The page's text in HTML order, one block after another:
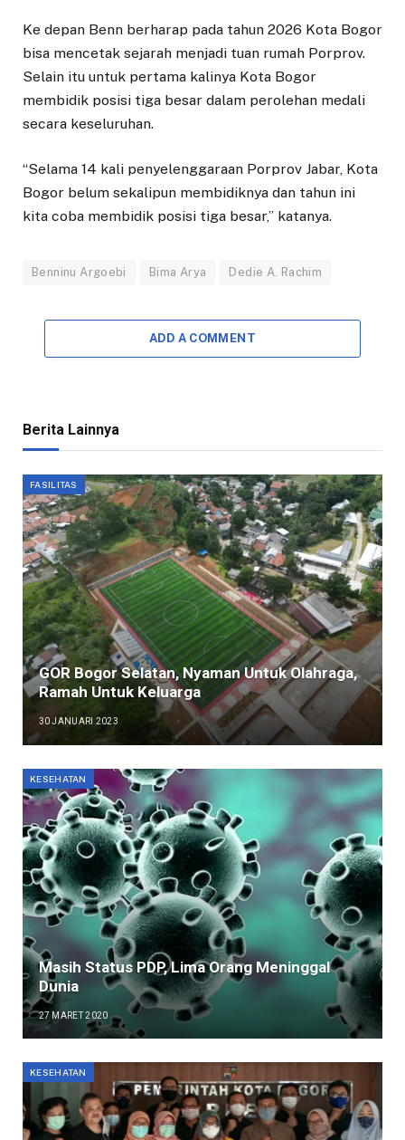
Ke depan Benn berharap pada tahun 2026 Kota Bogor
bisa mencetak sejarah menjadi tuan rumah Porprov.
Selain itu untuk pertama kalinya Kota Bogor
membidik posisi tiga besar dalam perolehan medali
secara keseluruhan.
“Selama 14 kali penyelenggaraan Porprov Jabar, Kota
Bogor belum sekalipun membidiknya dan tahun ini
kita coba membidik posisi tiga besar,” katanya.
Benninu Argoebi Bima Arya Dedie A. Rachim
ADD A COMMENT
Berita Lainnya
FASILITAS
GOR Bogor Selatan, Nyaman Untuk Olahraga,
Ramah Untuk Keluarga
30 JANUARI 2023
KESEHATAN
Masih Status PDP, Lima Orang Meninggal
Dunia
27 MARET 2020
KESEHATAN